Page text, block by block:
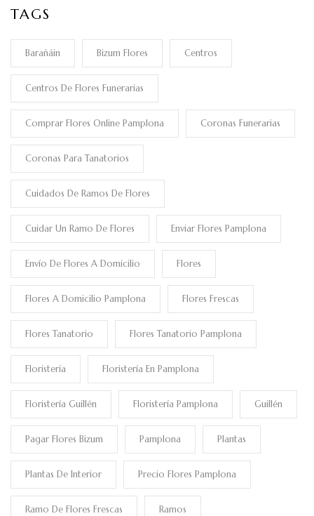
TAGS
Barañáin Bizum Flores Centros
Centros De Flores Funerarias
Comprar Flores Online Pamplona Coronas Funerarias
Coronas Para Tanatorios
Cuidados De Ramos De Flores
Cuidar Un Ramo De Flores Enviar Flores Pamplona
Envío De Flores A Domicilio Flores
Flores A Domicilio Pamplona Flores Frescas
Flores Tanatorio Flores Tanatorio Pamplona
Floristería Floristería En Pamplona
Floristería Guillén Floristería Pamplona Guillén
Pagar Flores Bizum Pamplona Plantas
Plantas De Interior Precio Flores Pamplona
Ramo De Flores Frescas Ramos